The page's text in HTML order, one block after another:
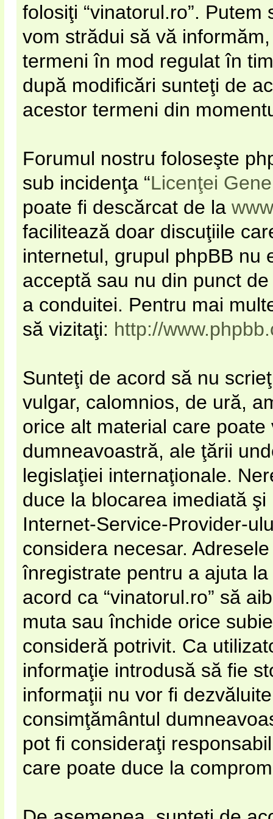
folosiţi “vinatorul.ro”.
vom strădui să vă
termeni în mod regulat în
după modificări sunteţi de
acestor termeni din
Forumul nostru foloseşte
sub incidenţa “Licenţei
poate fi descărcat de la
facilitează doar discuţiile
internetul, grupul phpBB nu
acceptă sau nu din punct
a conduitei. Pentru mai
să vizitaţi: http://
Sunteţi de acord să nu
vulgar, calomnios, de ură,
orice alt material care
dumneavoastră, ale ţării
legislaţiei internaţionale.
duce la blocarea imediată
Internet-Service-Provider-
considera necesar.
înregistrate pentru a ajuta
acord ca “vinatorul.ro” să
muta sau închide orice
consideră potrivit. Ca
informaţie introdusă să fie
informaţii nu vor fi
consimţământul
pot fi consideraţi
care poate duce la